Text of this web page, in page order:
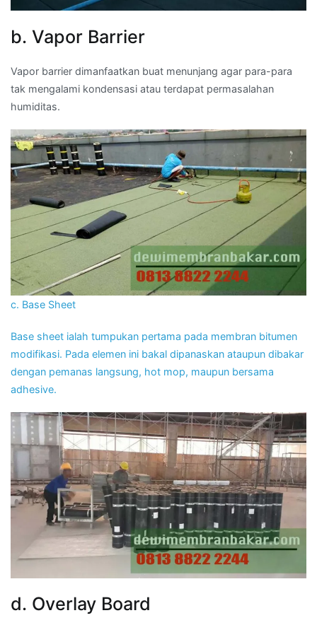
b. Vapor Barrier
Vapor barrier dimanfaatkan buat menunjang agar para-para
tak mengalami kondensasi atau terdapat permasalahan
humiditas.
c. Base Sheet
Base sheet ialah tumpukan pertama pada membran bitumen
modifikasi. Pada elemen ini bakal dipanaskan ataupun dibakar
dengan pemanas langsung, hot mop, maupun bersama
adhesive.
d. Overlay Board